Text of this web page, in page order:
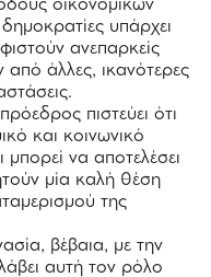
οικονομικών
υπάρχει
ανεπαρκείς
από άλλες, ικανότερες
πιστεύει ότι
και κοινωνικό
μπορεί να αποτελέσει
μία καλή θέση
της
βέβαια, με την
αυτή τον ρόλο